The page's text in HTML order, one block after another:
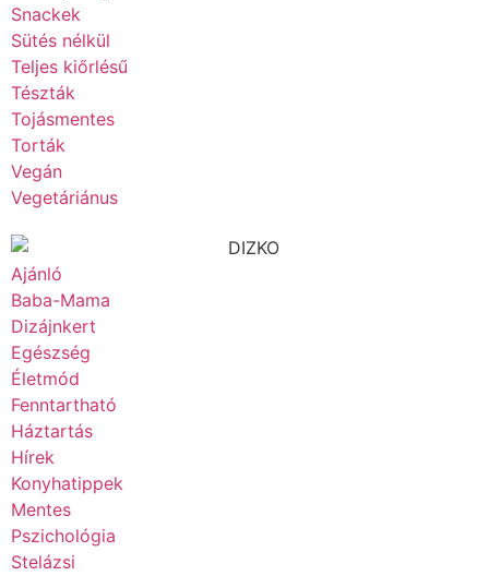
Snackek
Sütés nélkül
Teljes kiőrlésű
Tészták
Tojásmentes
Torták
Vegán
Vegetáriánus
Ajánló
Baba-Mama
Dizájnkert
Egészség
Életmód
Fenntartható
Háztartás
Hírek
Konyhatippek
Mentes
Pszichológia
Stelázsi